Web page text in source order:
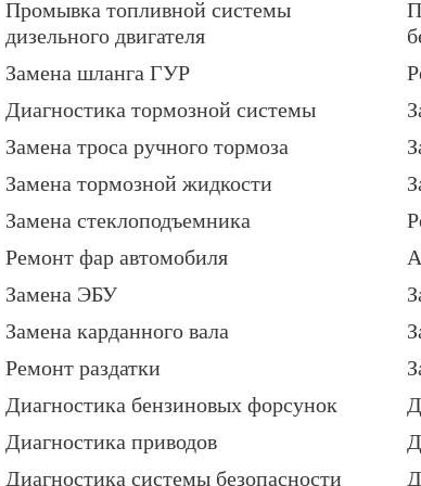
Промывка топливной системы
дизельного двигателя
Замена шланга ГУР
Диагностика тормозной системы
Замена троса ручного тормоза
Замена тормозной жидкости
Замена стеклоподъемника
Ремонт фар автомобиля
Замена ЭБУ
Замена карданного вала
Ремонт раздатки
Диагностика бензиновых форсунок
Диагностика приводов
Диагностика системы безопасности